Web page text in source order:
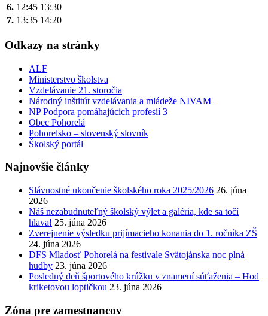
6. 12:45 13:30
7. 13:35 14:20
Odkazy na stránky
ALF
Ministerstvo školstva
Vzdelávanie 21. storočia
Národný inštitút vzdelávania a mládeže NIVAM
NP Podpora pomáhajúcich profesií 3
Obec Pohorelá
Pohorelsko – slovenský slovník
Školský portál
Najnovšie články
Slávnostné ukončenie školského roka 2025/2026 26. júna
2026
Náš nezabudnuteľný školský výlet a galéria, kde sa točí
hlava! 25. júna 2026
Zverejnenie výsledku prijímacieho konania do 1. ročníka ZŠ
24. júna 2026
DFS Mladosť Pohorelá na festivale Svätojánska noc plná
hudby 23. júna 2026
Posledný deň športového krúžku v znamení súťaženia – Hod
kriketovou loptičkou 23. júna 2026
Zóna pre zamestnancov